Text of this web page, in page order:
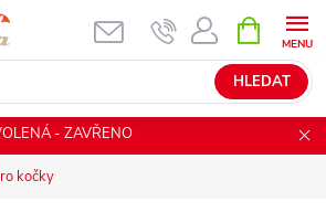
HLEDAT
NÁKUPNÍ
KOŠÍK
- ZAVŘENO
kočky